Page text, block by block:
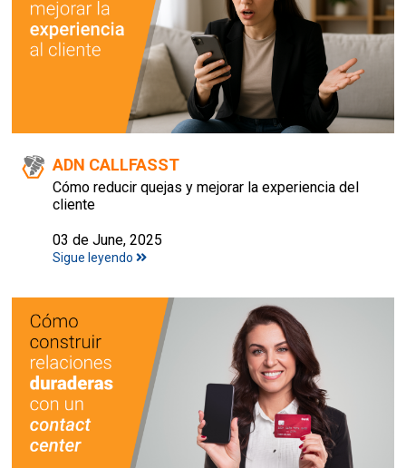
ADN CALLFASST
Cómo reducir quejas y mejorar la experiencia del
cliente
03 de June, 2025
Sigue leyendo